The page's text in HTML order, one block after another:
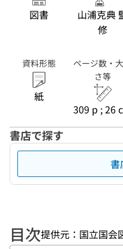
図書
山浦克典
修
資料形態
紙
ページ数・
さ等
309 p ; 26
書店で探す
書
目次提供元：国立国会